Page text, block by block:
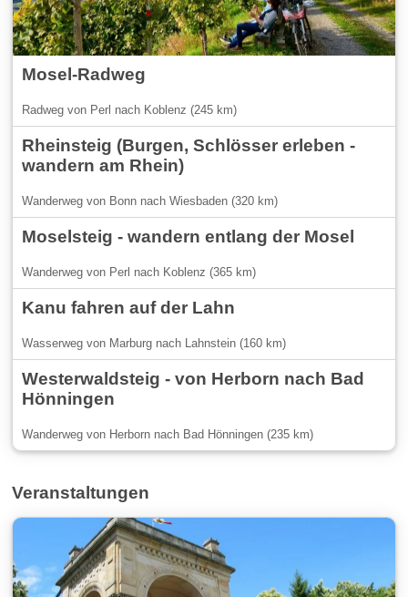
Mosel-Radweg
Radweg von Perl nach Koblenz (245 km)
Rheinsteig (Burgen, Schlösser erleben -
wandern am Rhein)
Wanderweg von Bonn nach Wiesbaden (320 km)
Moselsteig - wandern entlang der Mosel
Wanderweg von Perl nach Koblenz (365 km)
Kanu fahren auf der Lahn
Wasserweg von Marburg nach Lahnstein (160 km)
Westerwaldsteig - von Herborn nach Bad
Hönningen
Wanderweg von Herborn nach Bad Hönningen (235 km)
Veranstaltungen